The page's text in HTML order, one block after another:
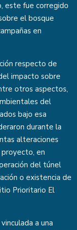
este fue corregido
el bosque
en
respecto de
impacto sobre
otros aspectos,
del
bajo esa
durante la
alteraciones
proyecto, en
del túnel
o existencia de
Prioritario El
a una